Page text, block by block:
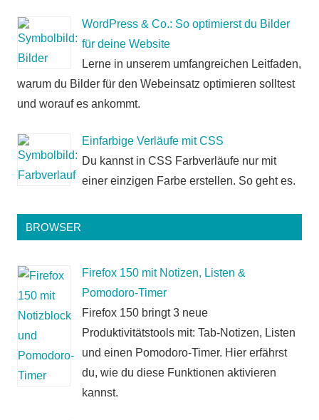
WordPress & Co.: So optimierst du Bilder
für deine Website
Lerne in unserem umfangreichen Leitfaden,
warum du Bilder für den Webeinsatz optimieren solltest
und worauf es ankommt.
Einfarbige Verläufe mit CSS
Du kannst in CSS Farbverläufe nur mit
einer einzigen Farbe erstellen. So geht es.
BROWSER
Firefox 150 mit Notizen, Listen &
Pomodoro-Timer
Firefox 150 bringt 3 neue
Produktivitätstools mit: Tab-Notizen, Listen
und einen Pomodoro-Timer. Hier erfährst
du, wie du diese Funktionen aktivieren
kannst.